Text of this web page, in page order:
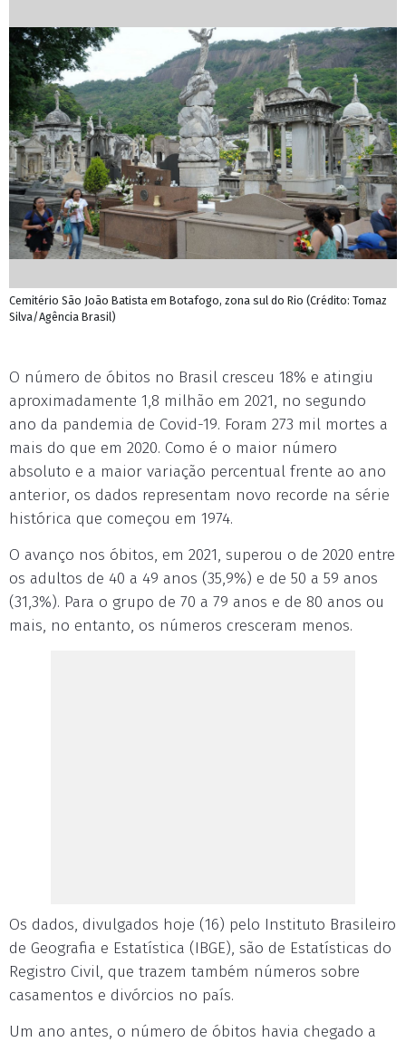
Cemitério São João Batista em Botafogo, zona sul do Rio (Crédito: Tomaz
Silva/Agência Brasil)
O número de óbitos no Brasil cresceu 18% e atingiu
aproximadamente 1,8 milhão em 2021, no segundo
ano da pandemia de Covid-19. Foram 273 mil mortes a
mais do que em 2020. Como é o maior número
absoluto e a maior variação percentual frente ao ano
anterior, os dados representam novo recorde na série
histórica que começou em 1974.
O avanço nos óbitos, em 2021, superou o de 2020 entre
os adultos de 40 a 49 anos (35,9%) e de 50 a 59 anos
(31,3%). Para o grupo de 70 a 79 anos e de 80 anos ou
mais, no entanto, os números cresceram menos.
Os dados, divulgados hoje (16) pelo Instituto Brasileiro
de Geografia e Estatística (IBGE), são de Estatísticas do
Registro Civil, que trazem também números sobre
casamentos e divórcios no país.
Um ano antes, o número de óbitos havia chegado a